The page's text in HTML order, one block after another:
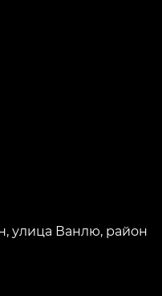
улица Ванлю, район